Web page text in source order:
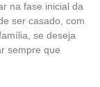
na fase inicial da
ser casado, com
se deseja
sempre que